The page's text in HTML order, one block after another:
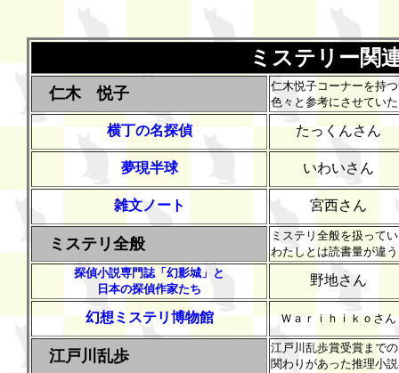
ミステリー関
仁木 悦子
仁木悦子コーナーを持
色々と参考にさせてい
横丁の名探偵 たっくんさん
夢現半球 いわいさん
雑文ノート 宮西さん
ミステリ全般
ミステリ全般を扱って
わたしとは読書量が違
探偵小説専門誌「幻影城」と
日本の探偵作家たち
野地さん
幻想ミステリ博物館 Ｗａｒｉｈｉｋｏさん
江戸川乱歩
江戸川乱歩賞受賞まで
関わりがあった推理小